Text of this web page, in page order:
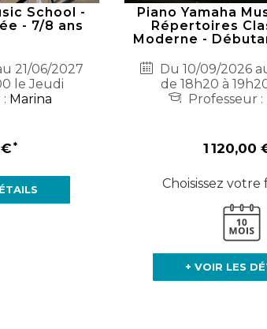
School -
- 7/8 ans
21/06/2027
le Jeudi
Marina
€
Piano Yamaha
Répertoires
Moderne -
Du 10/09/2026
de 18h20 à
Professeur :
1 120,00
Choisissez votre
+ VOIR LES